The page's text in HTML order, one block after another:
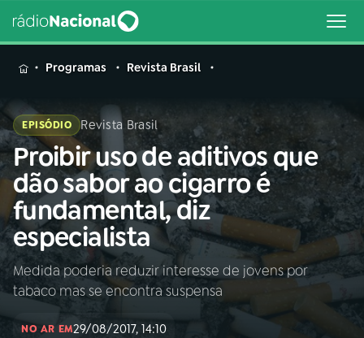
MENU
Buscar
na
Rádio
Nacional
Buscar
AO VIVO
01 INÍCIO
Programas Revista Brasil
EPISÓDIO Revista Brasil
Proibir uso de aditivos que
dão sabor ao cigarro é
fundamental, diz
especialista
Medida poderia reduzir interesse de jovens por
tabaco mas se encontra suspensa
NO AR EM29/08/2017, 14:10